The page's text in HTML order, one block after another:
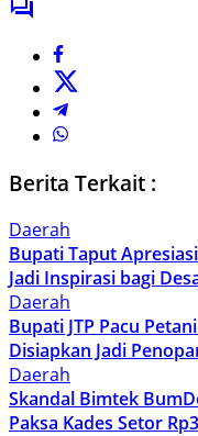
Berita Terkait :
Daerah
Bupati Taput
Jadi Inspirasi bagi
Daerah
Bupati JTP Pacu
Disiapkan Jadi
Daerah
Skandal Bimtek
Paksa Kades Setor